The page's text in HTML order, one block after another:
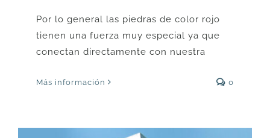
Por lo general las piedras de color rojo
tienen una fuerza muy especial ya que
conectan directamente con nuestra
Más información 0